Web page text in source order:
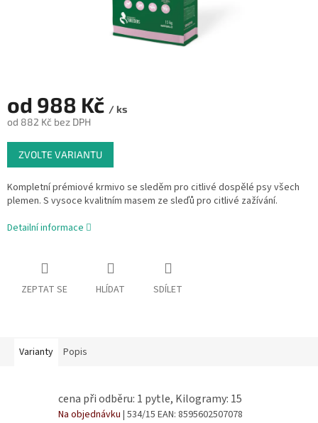
od 988 Kč / ks
od 882 Kč bez DPH
Měrná
cena:
ZVOLTE VARIANTU
Kompletní prémiové krmivo se sleděm pro citlivé dospělé psy všech
plemen. S vysoce kvalitním masem ze sleďů pro citlivé zažívání.
Detailní informace
ZEPTAT SE HLÍDAT SDÍLET
Varianty Popis
cena při odběru: 1 pytle, Kilogramy: 15
Na objednávku | 534/15 EAN: 8595602507078